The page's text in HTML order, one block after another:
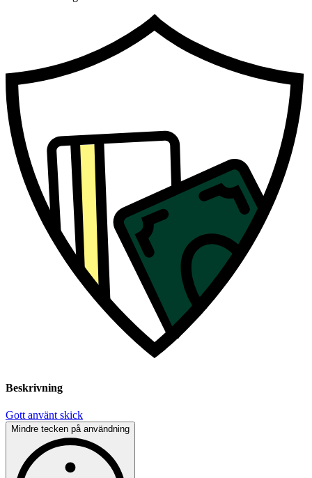
Beskrivning
Gott använt skick
Mindre tecken på användning